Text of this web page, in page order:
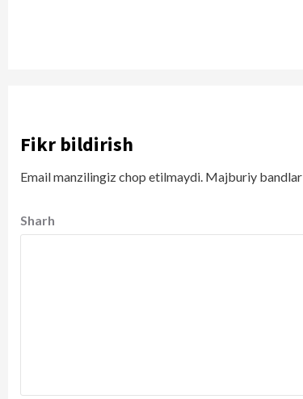
Fikr bildirish
Email manzilingiz chop etilmaydi. Majburiy bandlar
Sharh